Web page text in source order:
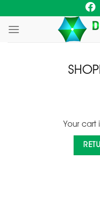
to
content
Your cart